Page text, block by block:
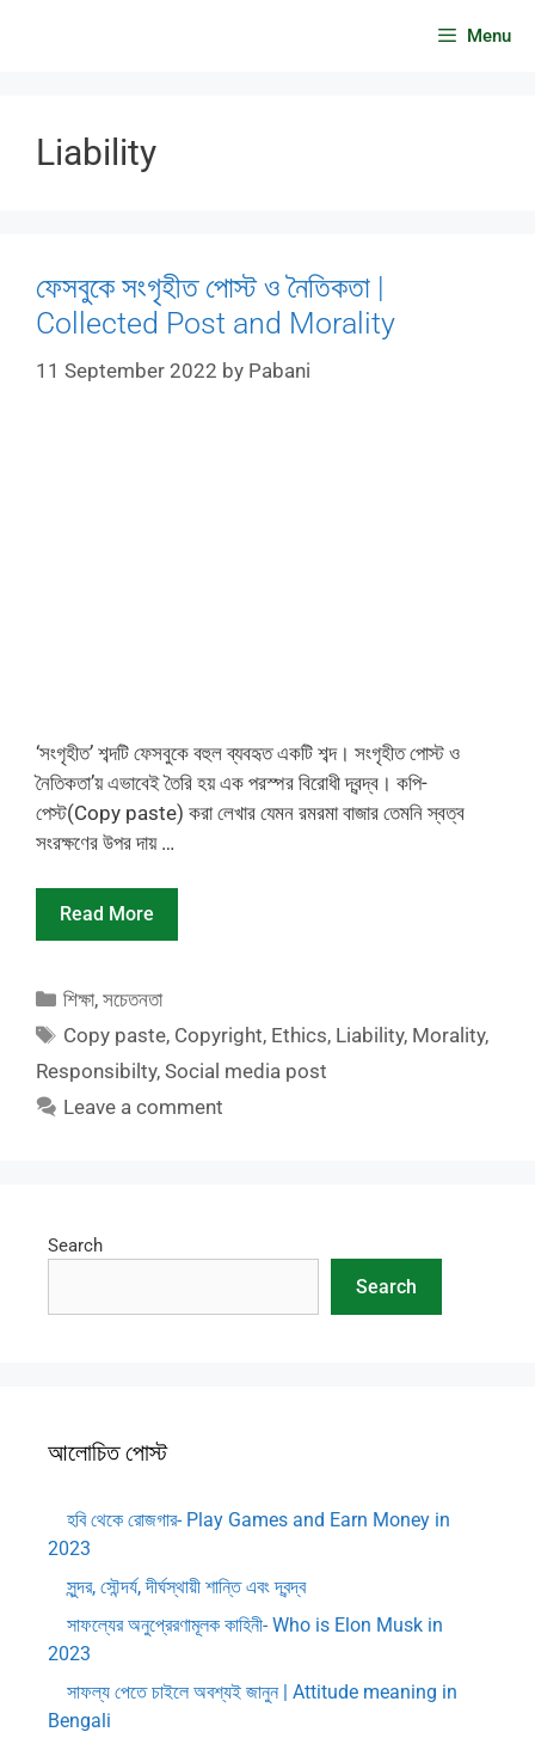
Menu
Liability
ফেসবুকে সংগৃহীত পোস্ট ও নৈতিকতা |
Collected Post and Morality
11 September 2022 by Pabani
‘সংগৃহীত’ শব্দটি ফেসবুকে বহুল ব্যবহৃত একটি শব্দ। সংগৃহীত পোস্ট ও
নৈতিকতা’য় এভাবেই তৈরি হয় এক পরস্পর বিরোধী দ্বন্দ্ব। কপি-
পেস্ট(Copy paste) করা লেখার যেমন রমরমা বাজার তেমনি স্বত্ব
সংরক্ষণের উপর দায় …
Read More
Categories
শিক্ষা,সচেতনতা
Tags
Copy paste, Copyright, Ethics, Liability, Morality,
Responsibilty, Social media post
Leave a comment
Search
Search
আলোচিত পোস্ট
হবি থেকে রোজগার- Play Games and Earn Money in
2023
সুন্দর, সৌন্দর্য, দীর্ঘস্থায়ী শান্তি এবং দ্বন্দ্ব
সাফল্যের অনুপ্রেরণামূলক কাহিনী- Who is Elon Musk in
2023
সাফল্য পেতে চাইলে অবশ্যই জানুন | Attitude meaning in
Bengali